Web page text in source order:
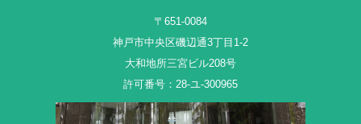
〒651-0084
神戸市中央区磯辺通3丁目1-2
大和地所三宮ビル208号
許可番号：28-ユ-300965